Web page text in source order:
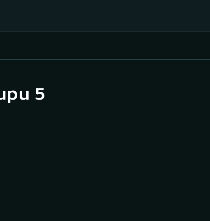
Jezdectví
5